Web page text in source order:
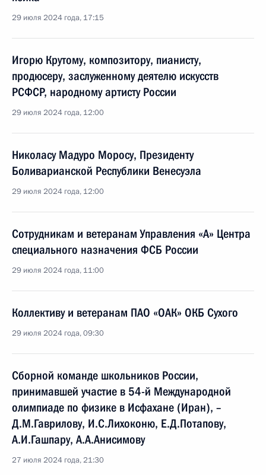
29 июля 2024 года, 17:15
Игорю Крутому, композитору, пианисту,
продюсеру, заслуженному деятелю искусств
РСФСР, народному артисту России
29 июля 2024 года, 12:00
Николасу Мадуро Моросу, Президенту
Боливарианской Республики Венесуэла
29 июля 2024 года, 12:00
Сотрудникам и ветеранам Управления «А» Центра
специального назначения ФСБ России
29 июля 2024 года, 11:00
Коллективу и ветеранам ПАО «ОАК» ОКБ Сухого
29 июля 2024 года, 09:30
Сборной команде школьников России,
принимавшей участие в 54-й Международной
олимпиаде по физике в Исфахане (Иран), –
Д.М.Гаврилову, И.С.Лихоконю, Е.Д.Потапову,
А.И.Гашпару, А.А.Анисимову
27 июля 2024 года, 21:30